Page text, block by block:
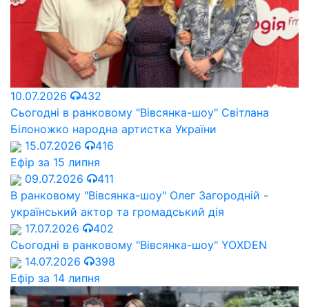
10.07.2026
432
Сьогодні в ранковому "Вівсянка-шоу" Cвітлана
Білоножко народна артистка України
15.07.2026
416
Ефір за 15 липня
09.07.2026
411
В ранковому "Вівсянка-шоу" Олег Загородній -
український актор та громадський дія
17.07.2026
402
Сьогодні в ранковому "Вівсянка-шоу" YOXDEN
14.07.2026
398
Ефір за 14 липня